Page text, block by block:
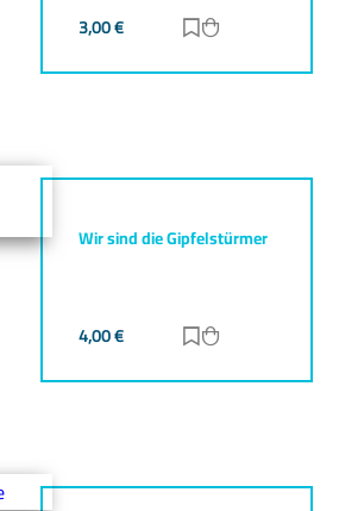
3,00€ Zur Merkliste
Wir sind die Gipfelstürmer
4,00€ Zur Merkliste